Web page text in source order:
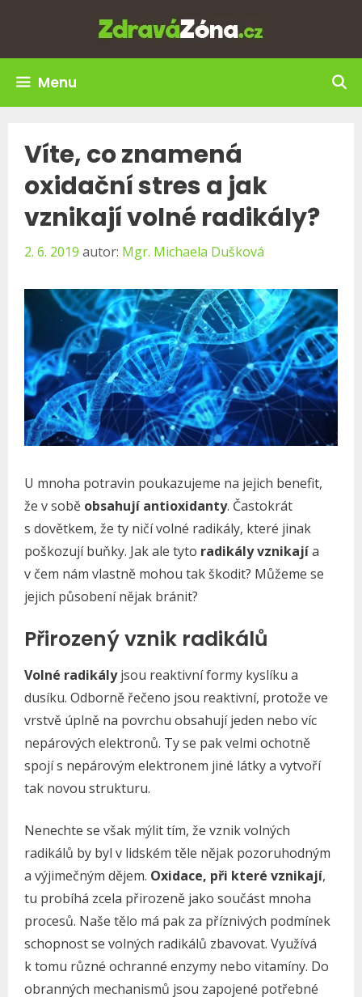
obsah
Menu
Víte, co znamená
oxidační stres a jak
vznikají volné radikály?
2. 6. 2019 autor: Mgr. Michaela Dušková
U mnoha potravin poukazujeme na jejich benefit,
že v sobě obsahují antioxidanty. Častokrát
s dovětkem, že ty ničí volné radikály, které jinak
poškozují buňky. Jak ale tyto radikály vznikajía
v čem nám vlastně mohou tak škodit? Můžeme se
jejich působení nějak bránit?
Přirozený vznik radikálů
Volné radikályjsou reaktivní formy kyslíku a
dusíku. Odborně řečeno jsou reaktivní, protože ve
vrstvě úplně na povrchu obsahují jeden nebo víc
nepárových elektronů. Ty se pak velmi ochotně
spojí s nepárovým elektronem jiné látky a vytvoří
tak novou strukturu.
Nenechte se však mýlit tím, že vznik volných
radikálů by byl v lidském těle nějak pozoruhodným
a výjimečným dějem. Oxidace, při které vznikají,
tu probíhá zcela přirozeně jako součást mnoha
procesů. Naše tělo má pak za příznivých podmínek
schopnost se volných radikálů zbavovat. Využívá
k tomu různé ochranné enzymy nebo vitamíny. Do
obranných mechanismů jsou zapojené potřebné